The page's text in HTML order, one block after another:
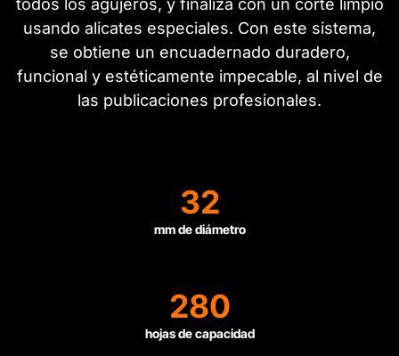
todos los agujeros, y finaliza con un corte limpio
usando alicates especiales. Con este sistema,
se obtiene un encuadernado duradero,
funcional y estéticamente impecable, al nivel de
las publicaciones profesionales.
32
mm de diámetro
280
hojas de capacidad